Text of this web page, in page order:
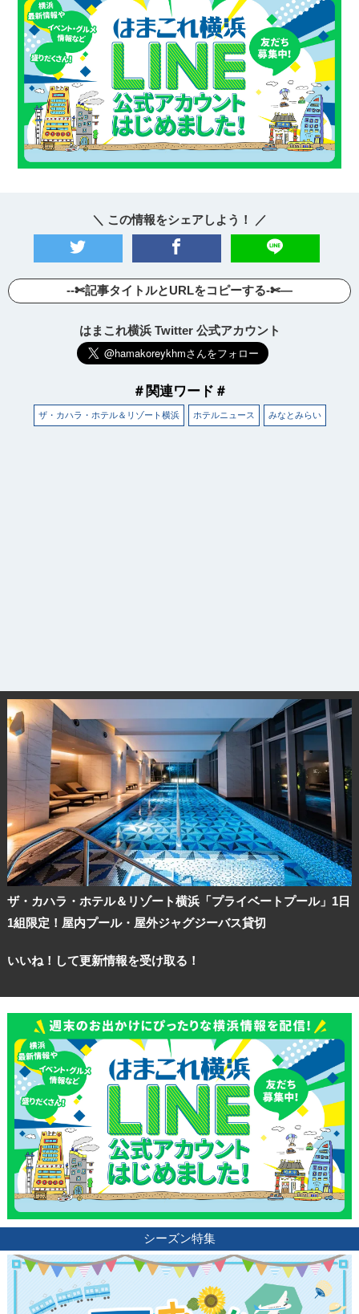
＼ この情報をシェアしよう！ ／
--✄記事タイトルとURLをコピーする-✄—
はまこれ横浜 Twitter 公式アカウント
＃関連ワード＃
ザ・カハラ・ホテル＆リゾート横浜 ホテルニュース みなとみらい
ザ・カハラ・ホテル＆リゾート横浜「プライベートプール」1日
1組限定！屋内プール・屋外ジャグジーバス貸切
いいね！して更新情報を受け取る！
シーズン特集